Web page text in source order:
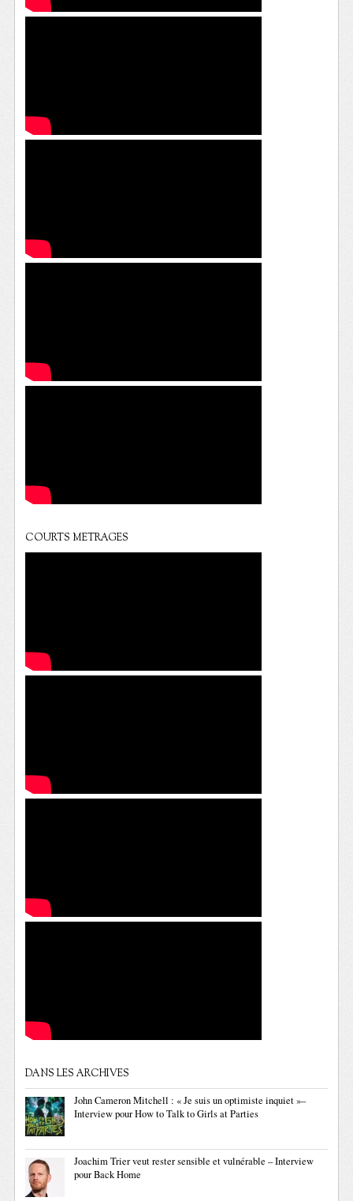
COURTS METRAGES
DANS LES ARCHIVES
John Cameron Mitchell : « Je suis un optimiste inquiet »–
Interview pour How to Talk to Girls at Parties
Joachim Trier veut rester sensible et vulnérable – Interview
pour Back Home